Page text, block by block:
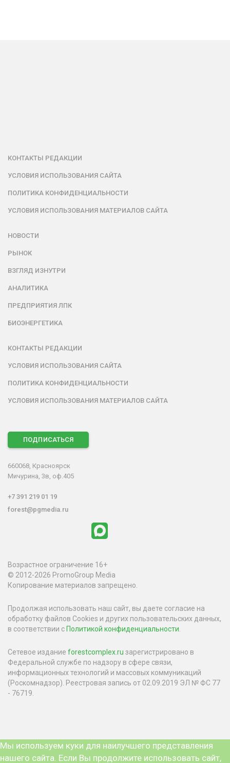
КОНТАКТЫ РЕДАКЦИИ
УСЛОВИЯ ИСПОЛЬЗОВАНИЯ САЙТА
ПОЛИТИКА КОНФИДЕНЦИАЛЬНОСТИ
УСЛОВИЯ ИСПОЛЬЗОВАНИЯ МАТЕРИАЛОВ САЙТА
НОВОСТИ
РЫНОК
ВЗГЛЯД ИЗНУТРИ
АНАЛИТИКА
ПРЕДПРИЯТИЯ ЛПК
БИОЭНЕРГЕТИКА
КОНТАКТЫ РЕДАКЦИИ
УСЛОВИЯ ИСПОЛЬЗОВАНИЯ САЙТА
ПОЛИТИКА КОНФИДЕНЦИАЛЬНОСТИ
УСЛОВИЯ ИСПОЛЬЗОВАНИЯ МАТЕРИАЛОВ САЙТА
ПОДПИСАТЬСЯ
660068, Красноярск
Мичурина, 3в, оф.405
+7 391 219 01 19
forest@pgmedia.ru
Возрастное ограничение 16+
© 2012-2026 PromoGroup Media
Копирование материалов запрещено.
Продолжая использовать наш сайт, вы даете согласие на
обработку файлов Cookies и других пользовательских данных,
в соответствии с Политикой конфиденциальности.
Сетевое издание forestcomplex.ru зарегистрировано в
Федеральной службе по надзору в сфере связи,
информационных технологий и массовых коммуникаций
(Роскомнадзор). Реестровая запись от 02.09.2019 ЭЛ № ФС 77
- 76719.
Мы используем куки для наилучшего представления
нашего сайта. Если Вы продолжите использовать сайт,